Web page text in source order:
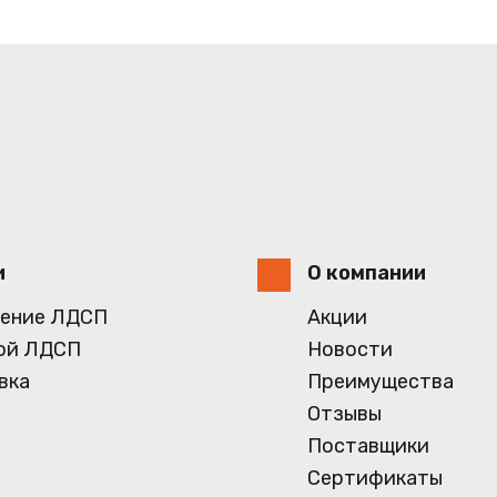
ЛДСП
ЛДСП
О компании
Акции
Новости
Преимущества
Отзывы
Поставщики
Сертификаты